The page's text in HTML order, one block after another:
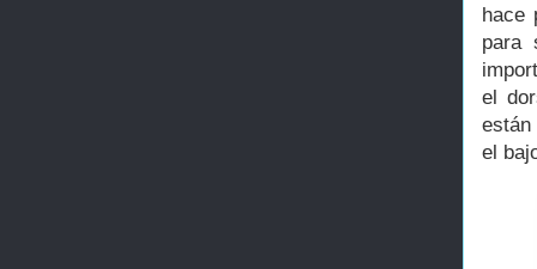
hace
para
el
están
el